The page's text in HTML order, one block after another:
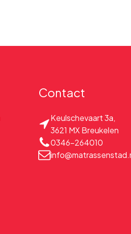
Contact
Keulschevaart 3a,
3621 MX Breukelen
0346-264010